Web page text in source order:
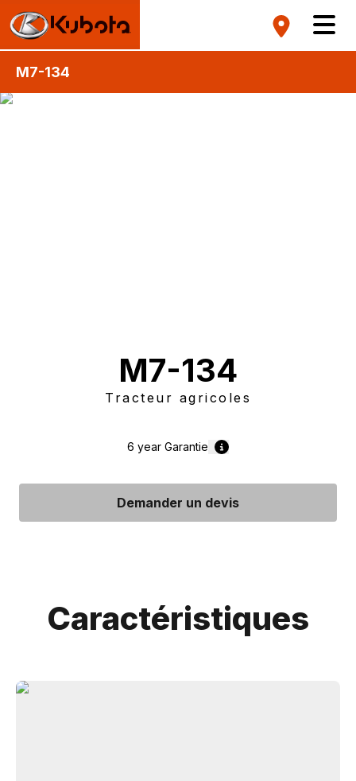
M7-134
M7-134
Tracteur agricoles
6 year Garantie
Demander un devis
Caractéristiques